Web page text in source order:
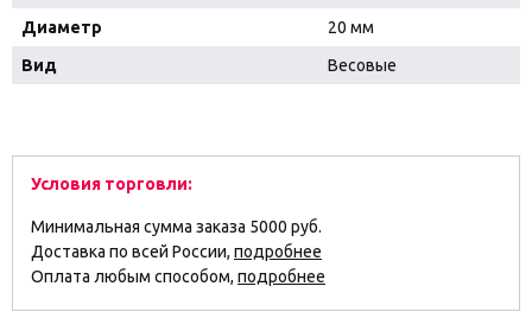
Диаметр
20 мм
Вид
Весовые
Условия торговли:
Минимальная сумма заказа 5000 руб.
Доставка по всей России, подробнее
Оплата любым способом, подробнее